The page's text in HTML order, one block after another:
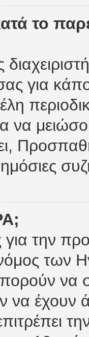
το
για
να
την
των
να
να έχουν